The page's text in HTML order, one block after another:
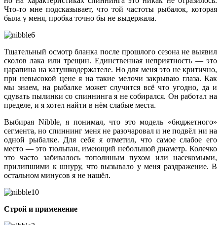
Что-то мне подсказывает, что той частоты рыбалок, которая
была у меня, пробка точно бы не выдержала.
Тщательный осмотр бланка после прошлого сезона не выявил
сколов лака или трещин. Единственная неприятность — это
царапина на катушкодержателе. Но для меня это не критично,
при невысокой цене я на такие мелочи закрываю глаза. Как
мы знаем, на рыбалке может случится всё что угодно, да и
сдувать пылинки со спиннинга я не собирался. Он работал на
пределе, и я хотел найти в нём слабые места.
Выбирая Nibble, я понимал, что это модель «бюджетного»
сегмента, но спиннинг меня не разочаровал и не подвёл ни на
одной рыбалке. Для себя я отметил, что самое слабое его
место — это тюльпан, имеющий небольшой диаметр. Колечко
это часто забивалось тополиным пухом или насекомыми,
прилипшими к шнуру, что вызывало у меня раздражение. В
остальном минусов я не нашёл.
Строй и применение